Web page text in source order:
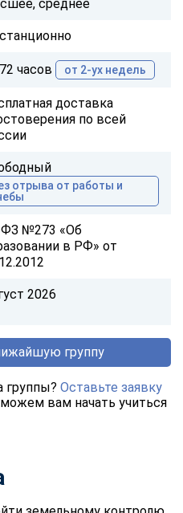
среднее
часов от 2-ух недель
доставка
по всей
отрыва от работы и
№273 «Об
в РФ» от
2026
группу
группы? Оставьте заявку
вам начать учиться